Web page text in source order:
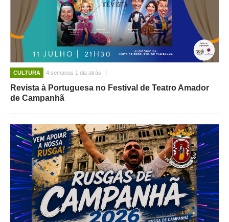
CULTURA 4 semanas 1 dia atrás
Revista à Portuguesa no Festival de Teatro Amador
de Campanhã